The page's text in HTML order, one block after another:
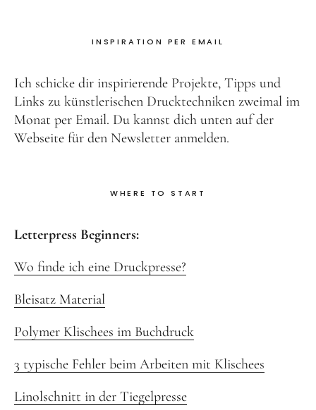
INSPIRATION PER EMAIL
Ich schicke dir inspirierende Projekte, Tipps und
Links zu künstlerischen Drucktechniken zweimal im
Monat per Email. Du kannst dich unten auf der
Webseite für den Newsletter anmelden.
WHERE TO START
Letterpress Beginners:
Wo finde ich eine Druckpresse?
Bleisatz Material
Polymer Klischees im Buchdruck
3 typische Fehler beim Arbeiten mit Klischees
Linolschnitt in der Tiegelpresse